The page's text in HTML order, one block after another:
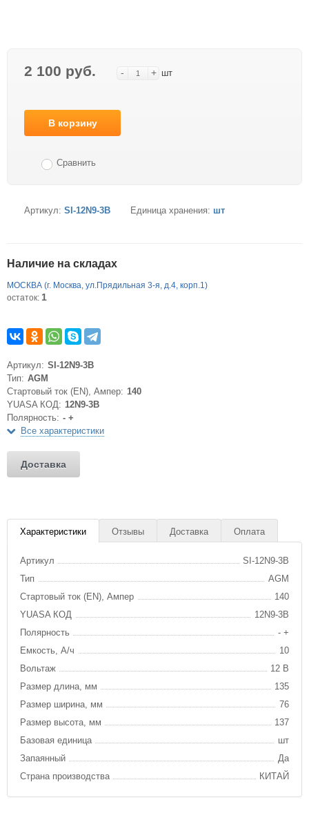
2 100 руб. - + шт
В корзину
Сравнить
Артикул: SI-12N9-3B Единица хранения: шт
Наличие на складах
МОСКВА (г. Москва, ул.Прядильная 3-я, д.4, корп.1)
остаток: 1
Артикул: SI-12N9-3B
Тип: AGM
Стартовый ток (EN), Ампер: 140
YUASA КОД: 12N9-3B
Полярность: - +
Все характеристики
Доставка
Характеристики Отзывы Доставка Оплата
Артикул
SI-12N9-3B
Тип
AGM
Стартовый ток (EN), Ампер
140
YUASA КОД
12N9-3B
Полярность
- +
Емкость, А/ч
10
Вольтаж
12 В
Размер длина, мм
135
Размер ширина, мм
76
Размер высота, мм
137
Базовая единица
шт
Запаянный
Да
Страна производства
КИТАЙ